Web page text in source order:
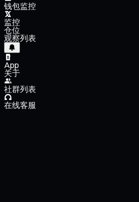
钱包监控
监控
仓位
观察列表
App
关于
社群列表
在线客服